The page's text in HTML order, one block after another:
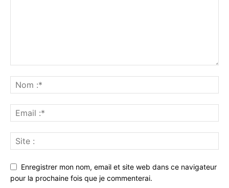
Enregistrer mon nom, email et site web dans ce navigateur
pour la prochaine fois que je commenterai.